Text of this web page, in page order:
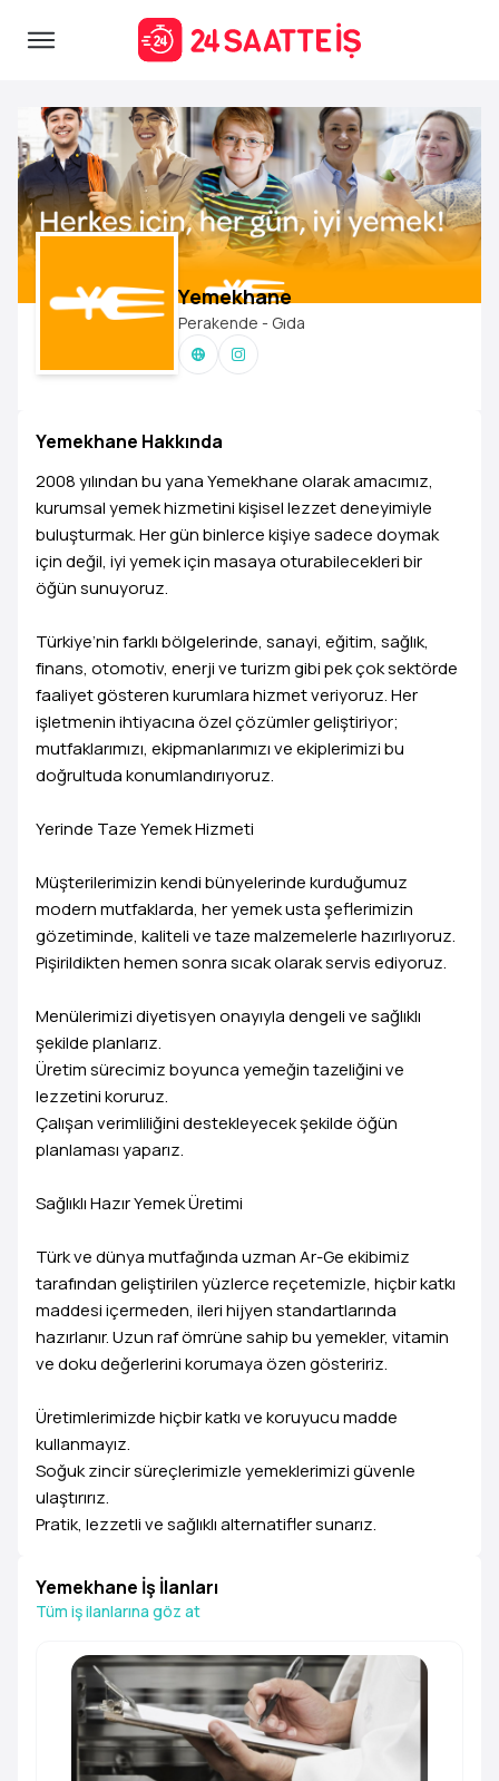
Yemekhane
Perakende - Gıda
Yemekhane Hakkında
2008 yılından bu yana Yemekhane olarak amacımız,
kurumsal yemek hizmetini kişisel lezzet deneyimiyle
buluşturmak. Her gün binlerce kişiye sadece doymak
için değil, iyi yemek için masaya oturabilecekleri bir
öğün sunuyoruz.
Türkiye’nin farklı bölgelerinde, sanayi, eğitim, sağlık,
finans, otomotiv, enerji ve turizm gibi pek çok sektörde
faaliyet gösteren kurumlara hizmet veriyoruz. Her
işletmenin ihtiyacına özel çözümler geliştiriyor;
mutfaklarımızı, ekipmanlarımızı ve ekiplerimizi bu
doğrultuda konumlandırıyoruz.
Yerinde Taze Yemek Hizmeti
Müşterilerimizin kendi bünyelerinde kurduğumuz
modern mutfaklarda, her yemek usta şeflerimizin
gözetiminde, kaliteli ve taze malzemelerle hazırlıyoruz.
Pişirildikten hemen sonra sıcak olarak servis ediyoruz.
Menülerimizi diyetisyen onayıyla dengeli ve sağlıklı
şekilde planlarız.
Üretim sürecimiz boyunca yemeğin tazeliğini ve
lezzetini koruruz.
Çalışan verimliliğini destekleyecek şekilde öğün
planlaması yaparız.
Sağlıklı Hazır Yemek Üretimi
Türk ve dünya mutfağında uzman Ar-Ge ekibimiz
tarafından geliştirilen yüzlerce reçetemizle, hiçbir katkı
maddesi içermeden, ileri hijyen standartlarında
hazırlanır. Uzun raf ömrüne sahip bu yemekler, vitamin
ve doku değerlerini korumaya özen gösteririz.
Üretimlerimizde hiçbir katkı ve koruyucu madde
kullanmayız.
Soğuk zincir süreçlerimizle yemeklerimizi güvenle
ulaştırırız.
Pratik, lezzetli ve sağlıklı alternatifler sunarız.
Yemekhane İş İlanları
Tüm iş ilanlarına göz at